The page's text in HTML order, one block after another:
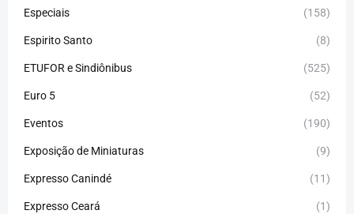
Especiais (158)
Espirito Santo (8)
ETUFOR e Sindiônibus (525)
Euro 5 (52)
Eventos (190)
Exposição de Miniaturas (9)
Expresso Canindé (11)
Expresso Ceará (1)